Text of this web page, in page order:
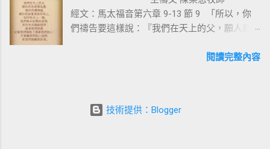
獨十字架的大能才能讓我們改變，也就是神的
智慧與能力，因著耶穌基督，十字架也成為愛
與犧牲的象徵。 一個真正體會耶穌基督救贖
們的十字架，耶穌在十字架上給我們什麼恩典
放，沒有罪的耶穌為有罪的我們，流出寶血救
贖我們、讓我們罪得赦免。只要來到耶穌面
的說：「各位親戚朋友，我本來是瘸腿不能行走的，但我已經
得到醫治了」。 神喜歡我們大大張口，因為祂喜歡我們把內心
實際的表達出來。 神不是不知道我們內心的狀況和遭遇，並不
是祂缺乏而不能給我們，重要的是很多的人，他没有祈求、没
經文：馬太福音第六章 9-13 節 9 「所以，你
們禱告要這樣說：『我們在天上的父，願人都
意行在地上，如同行在天上。 11 我們日用的
你的，直到永遠。阿們。』 主禱文是主耶穌教
閱讀完整內容
技術提供：Blogger